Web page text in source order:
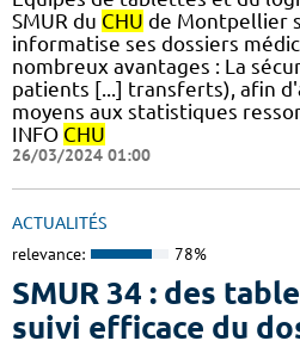
SMUR du CHU de Montpellier
informatise ses dossiers
nombreux avantages : ​​La
patients [...] transferts), afin
moyens aux statistiques
INFO CHU
26/03/2024 01:00
ACTUALITÉS
relevance: 78%
SMUR 34 : des
suivi efficace du